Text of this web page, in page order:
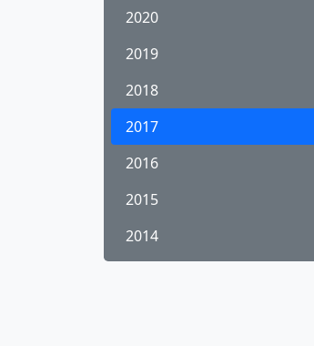
2020
2019
2018
2017
2016
2015
2014